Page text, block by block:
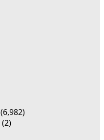
(6,982)
(2)